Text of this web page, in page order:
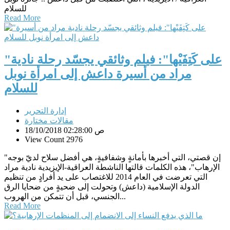
للسلام
Read More
"على كَتِفَيْها": فيلم وثائقي يجسّد رحلة نادية
مراد من أسيرة داعش إلى امرأة نوبل
للسلام
إدارة التحرير
مقالات مختارة
18/10/2018 02:28:00 ص
View Count 2976
"إن قصتي، التي أخبرها بأمانةٍ وشفافيةٍ، هي أفضل سلاح لديّ بوجه
الإرهاب"، هذه الكلمات قالتها الناشطة العراقية-الإيزيدية نادية مراد
التي تعرضت في العام 2014 للاغتصاب على يد أفرادٍ من تنظيم
الدولة الإسلامية (داعش) وتحولت إلى ضحيةٍ من ضحايا الرق
الجنسي، قبل أن تتمكن من الهروب...
Read More